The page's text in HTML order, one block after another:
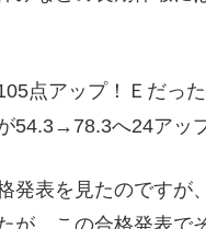
点アップ！Ｅだっ
54.3→78.3へ24アッ
発表を見たのですが
が、この合格発表で